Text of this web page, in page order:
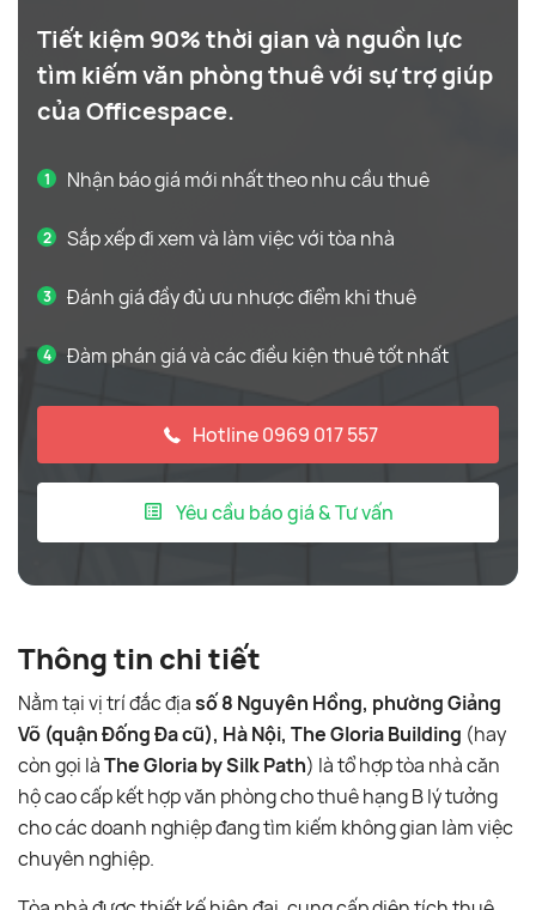
Tiết kiệm 90% thời gian và nguồn lực
tìm kiếm văn phòng thuê với sự trợ giúp
của Officespace.
Nhận báo giá mới nhất theo nhu cầu thuê
Sắp xếp đi xem và làm việc với tòa nhà
Đánh giá đầy đủ ưu nhược điểm khi thuê
Đàm phán giá và các điều kiện thuê tốt nhất
Hotline 0969 017 557
Yêu cầu báo giá & Tư vấn
Thông tin chi tiết
Nằm tại vị trí đắc địasố 8 Nguyên Hồng, phường Giảng
Võ (quận Đống Đa cũ), Hà Nội, The Gloria Building (hay
còn gọi làThe Gloria by Silk Path) là tổ hợp tòa nhà căn
hộ cao cấp kết hợp văn phòng cho thuê hạng B lý tưởng
cho các doanh nghiệp đang tìm kiếm không gian làm việc
chuyên nghiệp.